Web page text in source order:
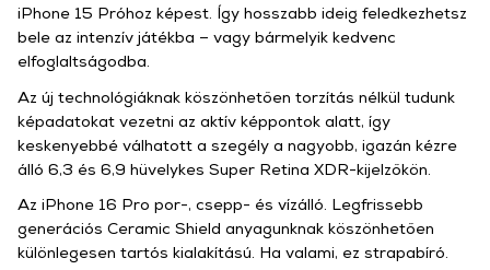
iPhone 15 Próhoz képest. Így hosszabb ideig feledkezhetsz
bele az intenzív játékba – vagy bármelyik kedvenc
elfoglaltságodba.
Az új technológiáknak köszönhetően torzítás nélkül tudunk
képadatokat vezetni az aktív kép­pontok alatt, így
keskenyebbé válhatott a szegély a nagyobb, igazán kézre
álló 6,3 és 6,9 hüvelykes Super Retina XDR-kijelzőkön.
Az iPhone 16 Pro por-, csepp- és vízálló. Legfrissebb
generációs Ceramic Shield anyagunknak köszönhetően
különlegesen tartós kialakítású. Ha valami, ez strapabíró.